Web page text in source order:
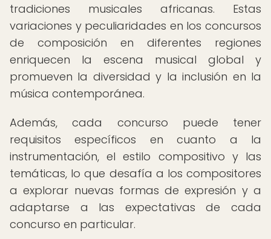
tradiciones musicales africanas. Estas
variaciones y peculiaridades en los concursos
de composición en diferentes regiones
enriquecen la escena musical global y
promueven la diversidad y la inclusión en la
música contemporánea.
Además, cada concurso puede tener
requisitos específicos en cuanto a la
instrumentación, el estilo compositivo y las
temáticas, lo que desafía a los compositores
a explorar nuevas formas de expresión y a
adaptarse a las expectativas de cada
concurso en particular.